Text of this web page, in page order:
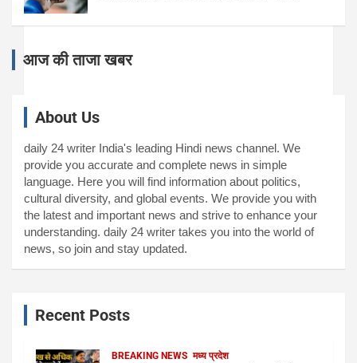
आज की ताजा खबर
About Us
daily 24 writer India's leading Hindi news channel. We
provide you accurate and complete news in simple
language. Here you will find information about politics,
cultural diversity, and global events. We provide you with
the latest and important news and strive to enhance your
understanding. daily 24 writer takes you into the world of
news, so join and stay updated.
Recent Posts
BREAKING NEWS मध्य प्रदेश